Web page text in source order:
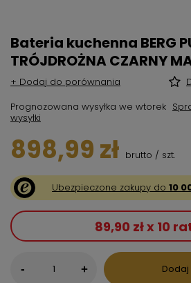
Bateria kuchenna BERG
TRÓJDROŻNA CZARNY
+ Dodaj do porównania
Prognozowana wysyłka we wtorek
wysyłki
898,99 zł brutto / szt.
Ubezpieczone zakupy do 10
89,90 zł x 10
- +